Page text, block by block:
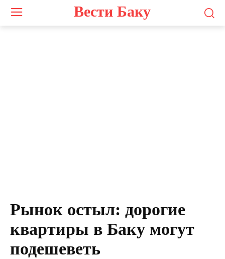
Вести Баку
Рынок остыл: дорогие
квартиры в Баку могут
подешеветь